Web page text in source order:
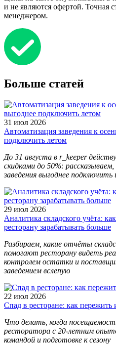
и не являются офертой. Точная
менеджером.
Больше статей
31 июл 2026
Автоматизация заведения к
подключить летом
До 31 августа в r_keeper
скидками до 50%:
заведения выгоднее подключить
29 июл 2026
Аналитика складского учёта:
ресторану зарабатывать больше
Разбираем, какие отчёты
помогают ресторану видеть
контролем остатки и
заведением вслепую
22 июл 2026
Спад в ресторане: как пережить
Что делать, когда
ресторатора с 20-летним
командой и подготовке к сезону